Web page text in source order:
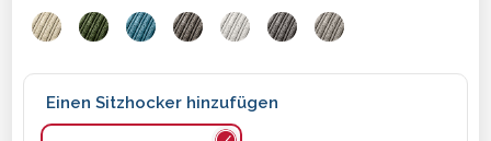
Einen Sitzhocker hinzufügen